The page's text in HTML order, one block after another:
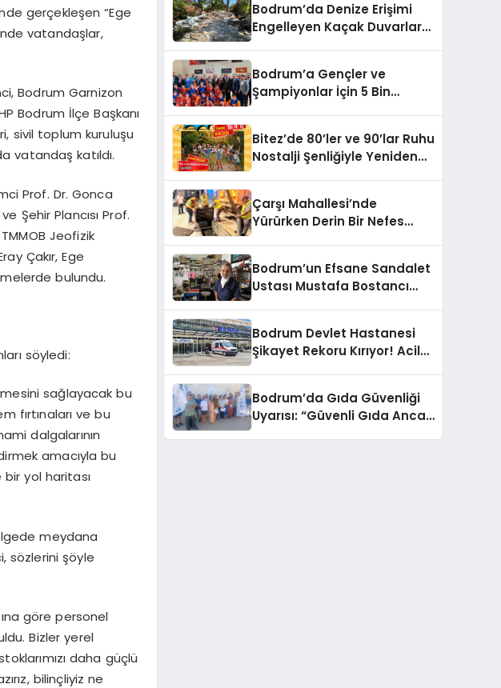
gerçekleşen “Ege
vatandaşlar,
Bodrum Garnizon
Bodrum İlçe Başkanı
sivil toplum kuruluşu
vatandaş katıldı.
Prof. Dr. Gonca
Şehir Plancısı Prof.
Jeofizik
Çakır, Ege
bulundu.
söyledi:
sağlayacak bu
fırtınaları ve bu
dalgalarının
amacıyla bu
yol haritası
meydana
sözlerini şöyle
göre personel
Bizler yerel
daha güçlü
bilinçliyiz ne
Bodrum’da Denize Erişimi
Engelleyen Kaçak Duvarlar
Bodrum’a Gençler ve
Şampiyonlar İçin 5 Bin
Bitez’de 80’ler ve 90’lar Ruhu
Nostalji Şenliğiyle Yeniden
Çarşı Mahallesi’nde
Yürürken Derin Bir Nefes
Bodrum’un Efsane Sandalet
Ustası Mustafa Bostancı
Bodrum Devlet Hastanesi
Şikayet Rekoru Kırıyor! Acil
Bodrum’da Gıda Güvenliği
Uyarısı: “Güvenli Gıda Ancak